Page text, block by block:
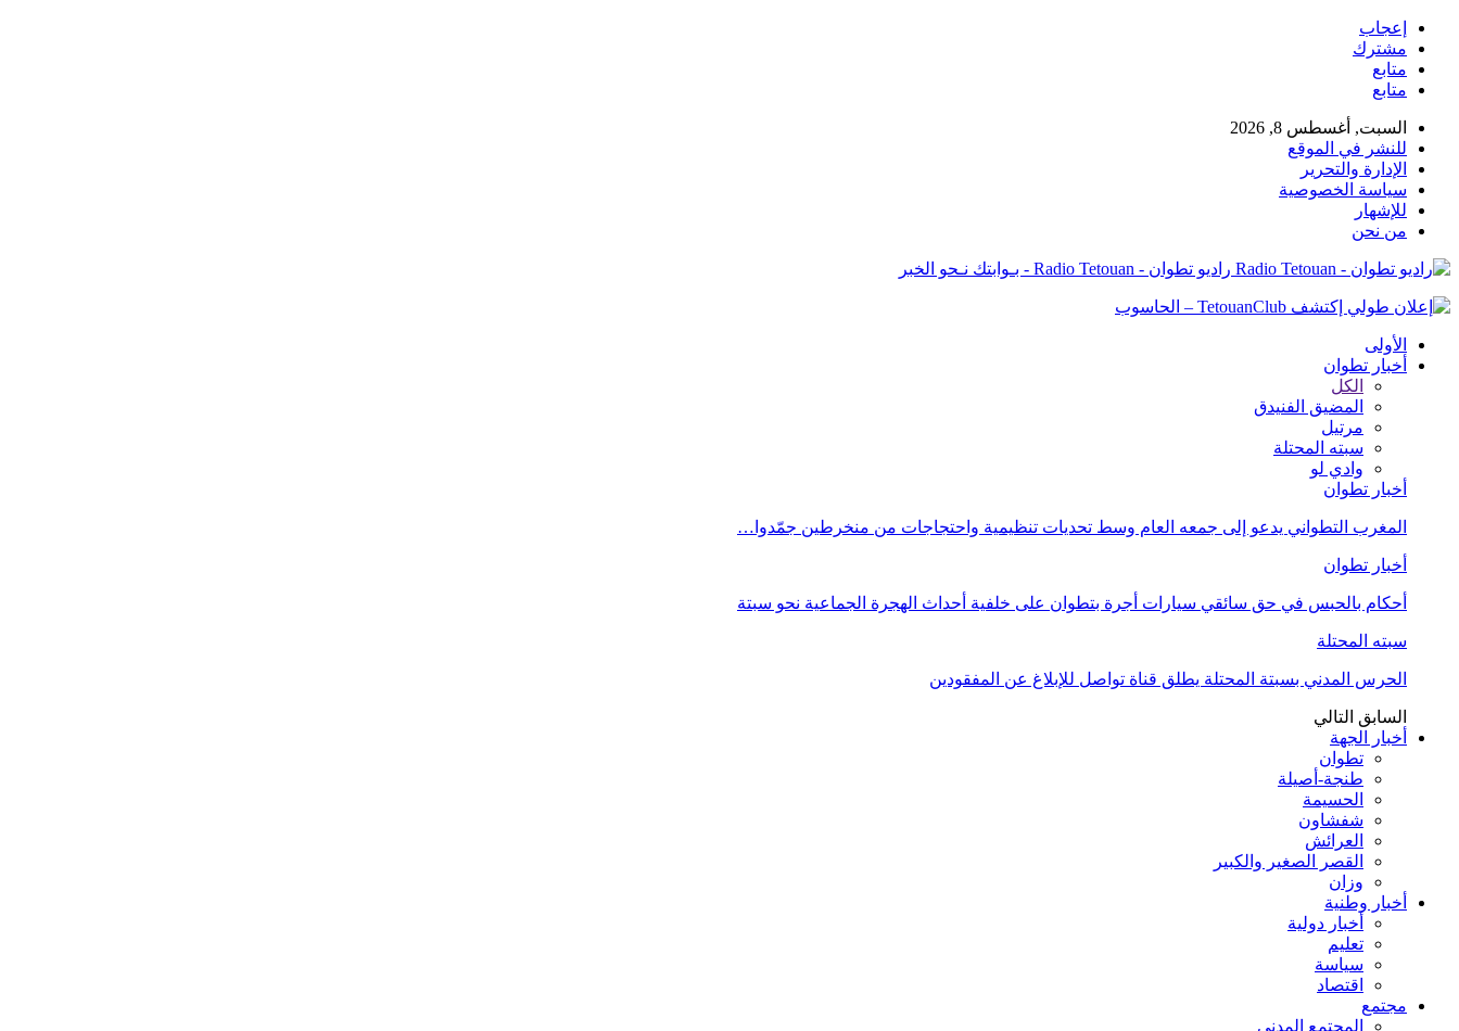
إعجاب
مشترك
متابع
متابع
السبت, أغسطس 8, 2026
للنشر في الموقع
الإدارة والتحرير
سياسة الخصوصية
للإشهار
من نحن
راديو تطوان - Radio Tetouan - بـوابتك نـحو الخبر
الأولى
أخبار تطوان
الكل
المضيق الفنيدق
مرتيل
سبته المحتلة
وادي لو
أخبار تطوان
المغرب التطواني يدعو إلى جمعه العام وسط تحديات تنظيمية واحتجاجات من منخرطين جمّدوا…
أخبار تطوان
أحكام بالحبس في حق سائقي سيارات أجرة بتطوان على خلفية أحداث الهجرة الجماعية نحو سبتة
سبته المحتلة
الحرس المدني بسبتة المحتلة يطلق قناة تواصل للإبلاغ عن المفقودين
السابق التالي
أخبار الجهة
تطوان
طنجة-أصيلة
الحسيمة
شفشاون
العرائش
القصر الصغير والكبير
وزان
أخبار وطنية
أخبار دولية
تعليم
سياسة
اقتصاد
مجتمع
المجتمع المدني